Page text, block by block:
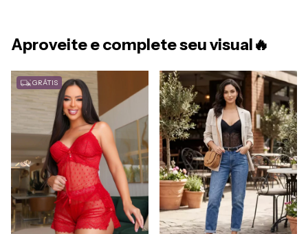
Aproveite e complete seu visual🔥
GRÁTIS